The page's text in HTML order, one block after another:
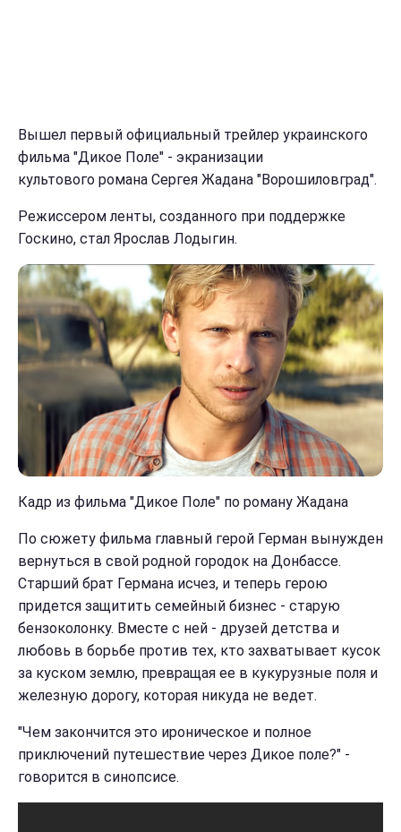
Вышел первый официальный трейлер украинского
фильма "Дикое Поле" - экранизации
культового романа Сергея Жадана "Ворошиловград".
Режиссером ленты, созданного при поддержке
Госкино, стал Ярослав Лодыгин.
Кадр из фильма "Дикое Поле" по роману Жадана
По сюжету фильма главный герой Герман вынужден
вернуться в свой родной городок на Донбассе.
Старший брат Германа исчез, и теперь герою
придется защитить семейный бизнес - старую
бензоколонку. Вместе с ней - друзей детства и
любовь в борьбе против тех, кто захватывает кусок
за куском землю, превращая ее в кукурузные поля и
железную дорогу, которая никуда не ведет.
"Чем закончится это ироническое и полное
приключений путешествие через Дикое поле?" -
говорится в синопсисе.